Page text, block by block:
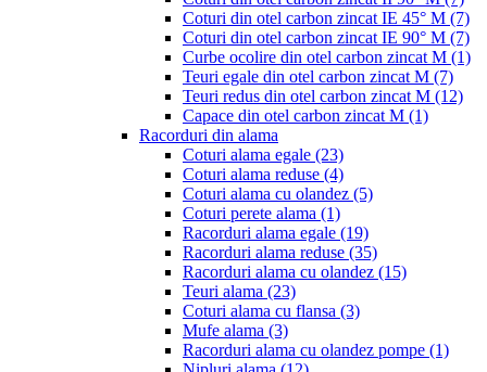
Coturi din otel carbon zincat IE 45° M (7)
Coturi din otel carbon zincat IE 90° M (7)
Curbe ocolire din otel carbon zincat M (1)
Teuri egale din otel carbon zincat M (7)
Teuri redus din otel carbon zincat M (12)
Capace din otel carbon zincat M (1)
Racorduri din alama
Coturi alama egale (23)
Coturi alama reduse (4)
Coturi alama cu olandez (5)
Coturi perete alama (1)
Racorduri alama egale (19)
Racorduri alama reduse (35)
Racorduri alama cu olandez (15)
Teuri alama (23)
Coturi alama cu flansa (3)
Mufe alama (3)
Racorduri alama cu olandez pompe (1)